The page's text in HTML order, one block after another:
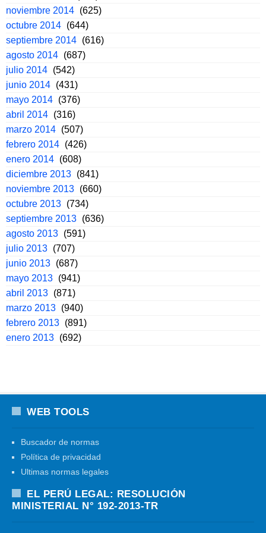
noviembre 2014 (625)
octubre 2014 (644)
septiembre 2014 (616)
agosto 2014 (687)
julio 2014 (542)
junio 2014 (431)
mayo 2014 (376)
abril 2014 (316)
marzo 2014 (507)
febrero 2014 (426)
enero 2014 (608)
diciembre 2013 (841)
noviembre 2013 (660)
octubre 2013 (734)
septiembre 2013 (636)
agosto 2013 (591)
julio 2013 (707)
junio 2013 (687)
mayo 2013 (941)
abril 2013 (871)
marzo 2013 (940)
febrero 2013 (891)
enero 2013 (692)
WEB TOOLS
Buscador de normas
Política de privacidad
Ultimas normas legales
EL PERÚ LEGAL: RESOLUCIÓN
MINISTERIAL N° 192-2013-TR